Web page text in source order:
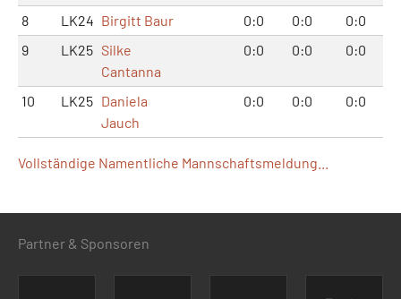
8 LK24 Birgitt Baur 0:0 0:0
0:0
9
LK25 Silke
Cantanna
0:0 0:0 0:0
10 LK25 Daniela
Jauch
0:0 0:0 0:0
Vollständige Namentliche Mannschaftsmeldung...
Partner & Sponsoren